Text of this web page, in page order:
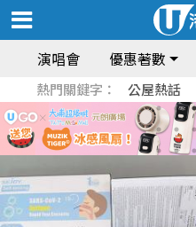
演唱會 優惠著數
熱門關鍵字： 公屋熱話